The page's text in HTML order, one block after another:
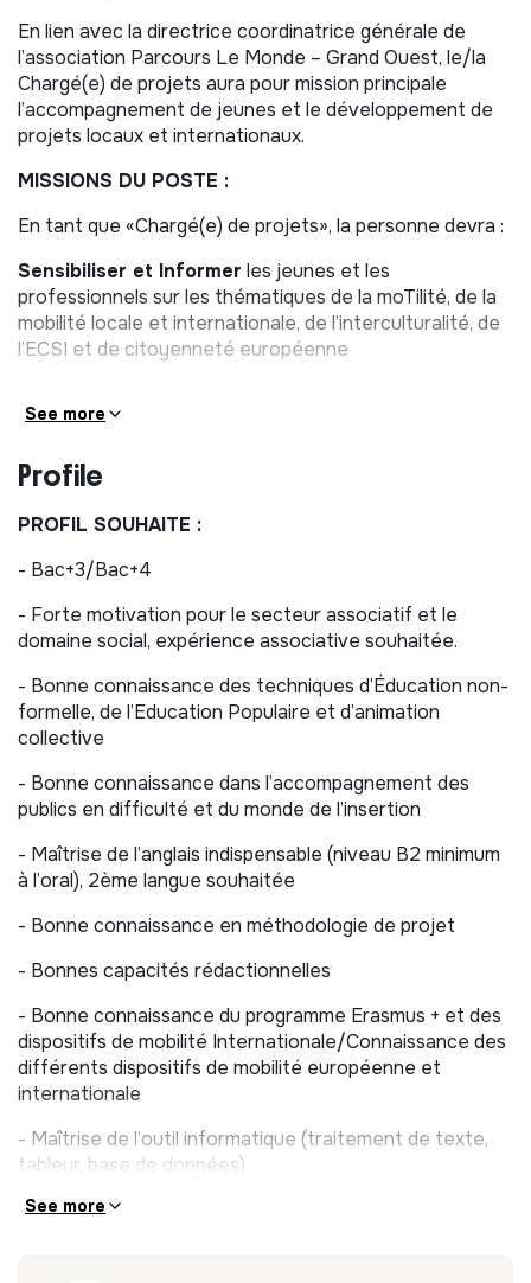
En lien avec la directrice coordinatrice générale de
l’association Parcours Le Monde – Grand Ouest, le/la
Chargé(e) de projets aura pour mission principale
l’accompagnement de jeunes et le développement de
projets locaux et internationaux.
MISSIONS DU POSTE :
En tant que «Chargé(e) de projets», la personne devra :
Sensibiliser et Informer les jeunes et les
professionnels sur les thématiques de la moTilité, de la
mobilité locale et internationale, de l’interculturalité, de
l’ECSI et de citoyenneté européenne
projet de mobilité à l’international (envoi/accueil) et
professionnel
Créer et gérerles projets locaux et ceux organisés
internationaux : préparer les jeunes au départ et
et internationaux
associatifs et institutionnels au niveau local et
international
des outils de suivi des actions
associatif
Coordinatrice Directrice Générale et organiser les
activités d’une équipe : bénévoles, stagiaires,
volontaires en Service Civique
DÉTAIL DES MISSIONS :
➢ Sensibiliser et Informer les jeunes et les
professionnels sur la thématique de la moTilité, de
la mobilité locale et internationale de
l’interculturalité, de l’ECSI et de la citoyenneté
See more
Profile
PROFIL SOUHAITE :
- Bac+3/Bac+4
- Forte motivation pour le secteur associatif et le
domaine social, expérience associative souhaitée.
- Bonne connaissance des techniques d’Éducation non-
formelle, de l’Education Populaire et d’animation
collective
- Bonne connaissance dans l’accompagnement des
publics en difficulté et du monde de l’insertion
- Maîtrise de l’anglais indispensable (niveau B2 minimum
à l’oral), 2ème langue souhaitée
- Bonne connaissance en méthodologie de projet
- Bonnes capacités rédactionnelles
- Bonne connaissance du programme Erasmus + et des
dispositifs de mobilité Internationale/Connaissance des
différents dispositifs de mobilité européenne et
internationale
- Maîtrise de l’outil informatique (traitement de texte,
tableur, base de données)
- Expérience dans l’accompagnement personnalisé des
See more